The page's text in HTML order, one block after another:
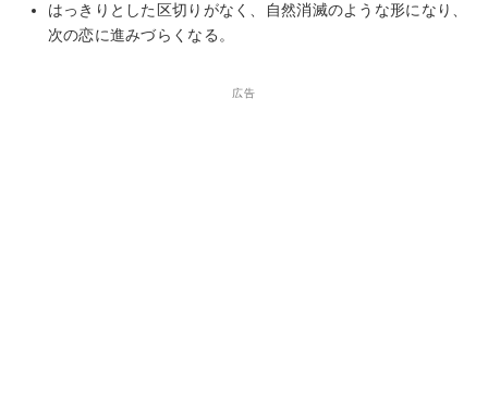
はっきりとした区切りがなく、自然消滅のような形になり、
次の恋に進みづらくなる。
広告